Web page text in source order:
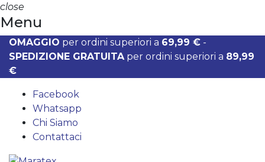
close
Menu
OMAGGIO per ordini superiori a 69,99 € -
SPEDIZIONE GRATUITAper ordini superiori a 89,99
€
Facebook
Whatsapp
Chi Siamo
Contattaci